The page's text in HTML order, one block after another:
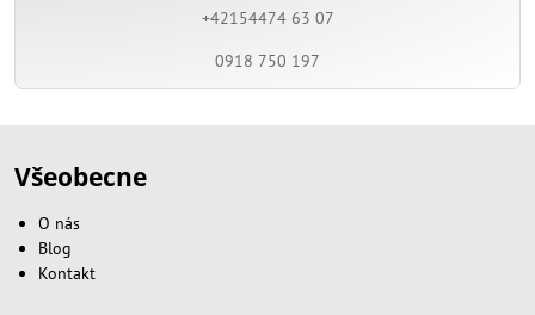
+42154474 63 07
0918 750 197
Všeobecne
O nás
Blog
Kontakt